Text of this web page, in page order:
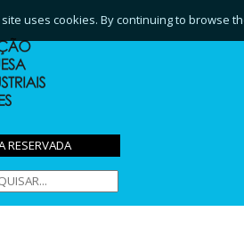
RESERVADA
site uses cookies. By continuing to browse